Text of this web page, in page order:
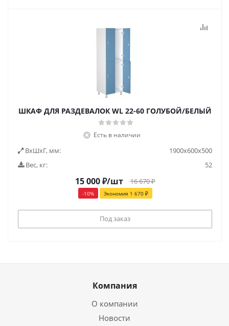
ШКАФ ДЛЯ РАЗДЕВАЛОК WL 22-60 ГОЛУБОЙ/БЕЛЫЙ
Есть в наличии
ВxШxГ, мм:
1900x600x500
Вес, кг:
52
15 000₽/шт 16 670₽
-10% Экономия 1 670₽
Под заказ
Компания
О компании
Новости